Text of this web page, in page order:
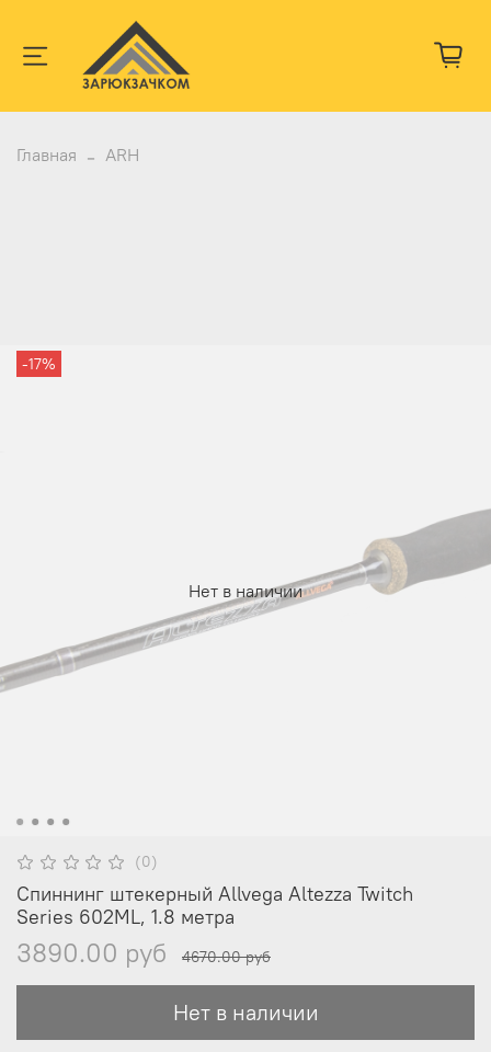
Главная ARH
Нет в наличии
-17%
(0)
Спиннинг штекерный Allvega Altezza Twitch
Series 602ML, 1.8 метра
3890.00 руб 4670.00 руб
Нет в наличии